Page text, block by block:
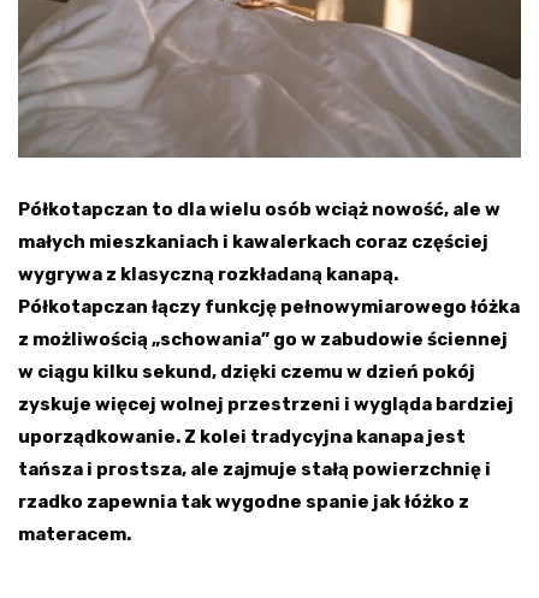
Półkotapczan to dla wielu osób wciąż nowość, ale w
małych mieszkaniach i kawalerkach coraz częściej
wygrywa z klasyczną rozkładaną kanapą.
Półkotapczan łączy funkcję pełnowymiarowego łóżka
z możliwością „schowania” go w zabudowie ściennej
w ciągu kilku sekund, dzięki czemu w dzień pokój
zyskuje więcej wolnej przestrzeni i wygląda bardziej
uporządkowanie. Z kolei tradycyjna kanapa jest
tańsza i prostsza, ale zajmuje stałą powierzchnię i
rzadko zapewnia tak wygodne spanie jak łóżko z
materacem.